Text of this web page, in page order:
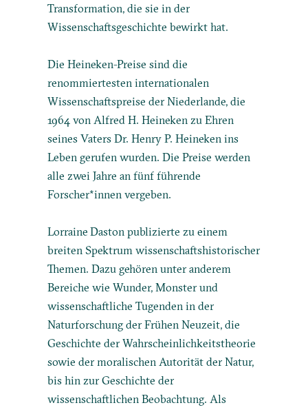
Transformation, die sie in der
Wissenschaftsgeschichte bewirkt hat.
Die Heineken-Preise sind die
renommiertesten internationalen
Wissenschaftspreise der Niederlande, die
1964 von Alfred H. Heineken zu Ehren
seines Vaters Dr. Henry P. Heineken ins
Leben gerufen wurden. Die Preise werden
alle zwei Jahre an fünf führende
Forscher*innen vergeben.
Lorraine Daston publizierte zu einem
breiten Spektrum wissenschaftshistorischer
Themen. Dazu gehören unter anderem
Bereiche wie Wunder, Monster und
wissenschaftliche Tugenden in der
Naturforschung der Frühen Neuzeit, die
Geschichte der Wahrscheinlichkeitstheorie
sowie der moralischen Autorität der Natur,
bis hin zur Geschichte der
wissenschaftlichen Beobachtung. Als